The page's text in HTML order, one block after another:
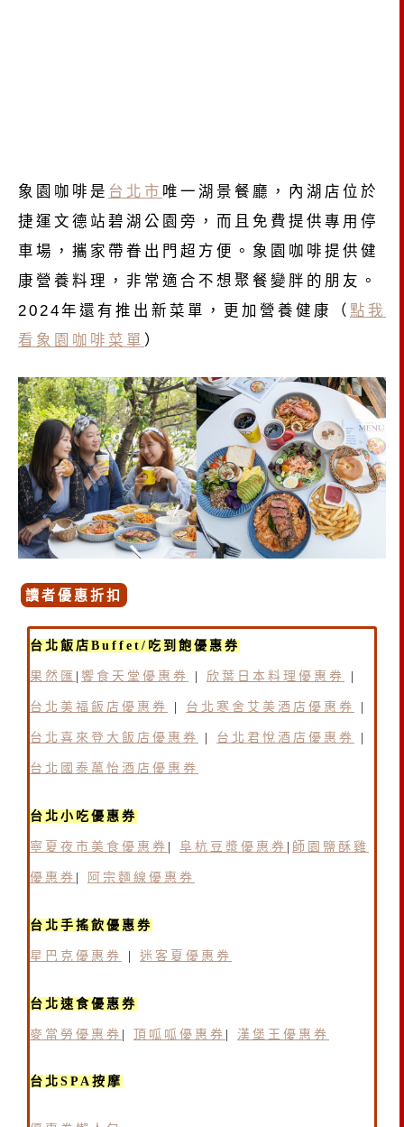
象園咖啡是 台北市 唯一湖景餐廳，內湖店位於
捷運文德站碧湖公園旁，而且免費提供專用停
車場，攜家帶眷出門超方便。象園咖啡提供健
康營養料理，非常適合不想聚餐變胖的朋友。
2024年還有推出新菜單，更加營養健康（ 點我
看象園咖啡菜單 ）
讀者優惠折扣
台北飯店Buffet/吃到飽優惠券
果然匯 饗食天堂優惠券 欣葉日本料理優惠券
台北美福飯店優惠券 台北寒舍艾美酒店優惠券
台北喜來登大飯店優惠券 台北君悅酒店優惠券
台北國泰萬怡酒店優惠券
台北小吃優惠券
寧夏夜市美食優惠券 阜杭豆漿優惠券 師園鹽酥雞
優惠券 阿宗麵線優惠券
台北手搖飲優惠券
星巴克優惠券 迷客夏優惠券
台北速食優惠券
麥當勞優惠券 | 頂呱呱優惠券 | 漢堡王優惠券
台北SPA按摩